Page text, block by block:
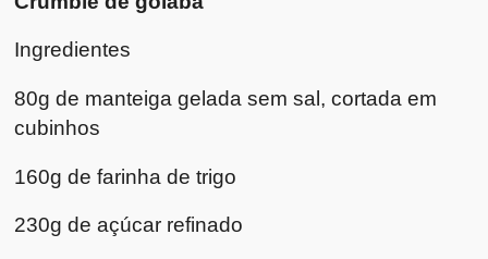
Ingredientes
80g de manteiga gelada sem sal, cortada em
cubinhos
160g de farinha de trigo
230g de açúcar refinado